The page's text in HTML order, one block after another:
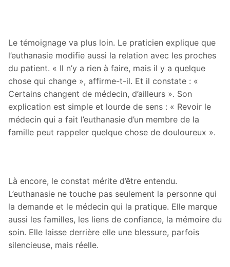
Le témoignage va plus loin. Le praticien explique que
l’euthanasie modifie aussi la relation avec les proches
du patient. « Il n’y a rien à faire, mais il y a quelque
chose qui change », affirme-t-il. Et il constate : «
Certains changent de médecin, d’ailleurs ». Son
explication est simple et lourde de sens : « Revoir le
médecin qui a fait l’euthanasie d’un membre de la
famille peut rappeler quelque chose de douloureux ».
Là encore, le constat mérite d’être entendu.
L’euthanasie ne touche pas seulement la personne qui
la demande et le médecin qui la pratique. Elle marque
aussi les familles, les liens de confiance, la mémoire du
soin. Elle laisse derrière elle une blessure, parfois
silencieuse, mais réelle.